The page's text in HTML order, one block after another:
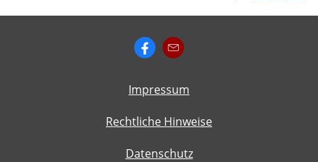
Impressum
Rechtliche Hinweise
Datenschutz